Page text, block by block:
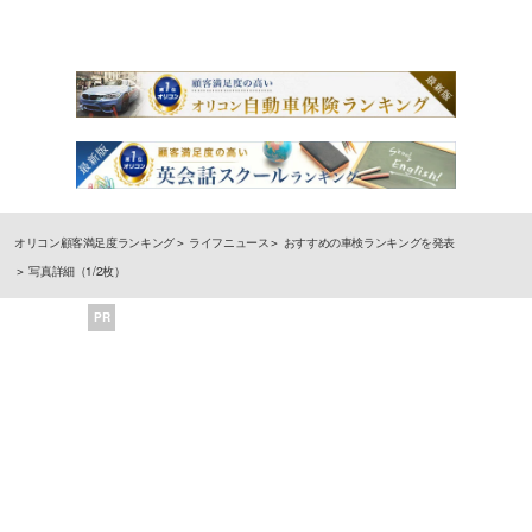
オリコン顧客満足度ランキング ライフニュース
おすすめの車検ランキングを発表
写真詳細（1/2枚）
PR